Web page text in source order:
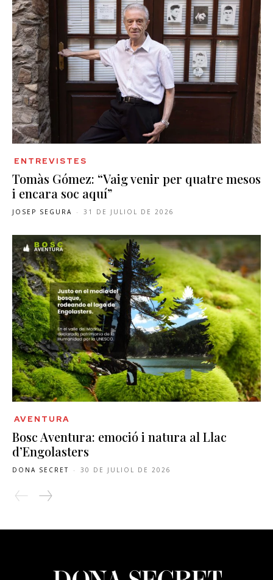
ENTREVISTES
Tomàs Gómez: “Vaig venir per quatre mesos
i encara soc aquí”
JOSEP SEGURA - 31 DE JULIOL DE 2026
AVENTURA
Bosc Aventura: emoció i natura al Llac
d’Engolasters
DONA SECRET - 30 DE JULIOL DE 2026